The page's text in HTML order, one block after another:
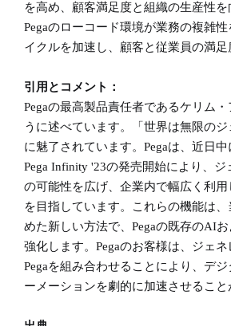
を高め、顧客満足度と組織の生産性を
Pegaのローコード環境が業務の複雑
イクルを加速し、顧客と従業員の満足
引用とコメント：
Pegaの最高製品責任者であるケリム
うに述べています。「世界は無限の
に魅了されています。Pegaは、近日
Pega Infinity '23の発売開始により、
の可能性を広げ、企業内で幅広く利用
を目指しています。これらの機能は
めた新しい方法で、Pegaの既存のAI
強化します。Pegaのお客様は、ジェ
Pegaを組み合わせることにより、デ
ーメーションを劇的に加速させること